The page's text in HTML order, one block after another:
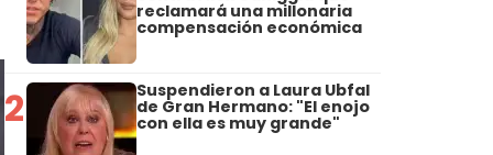
reclamará una millonaria
compensación económica
2 Suspendieron a Laura Ubfal
de Gran Hermano: "El enojo
con ella es muy grande"